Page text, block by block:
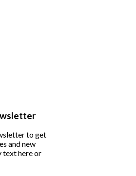
to get
and new
text here or